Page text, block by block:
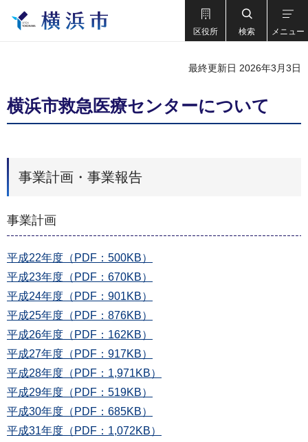
区役所 検索 メニュー
最終更新日 2026年3月3日
横浜市救急医療センターについて
事業計画・事業報告
事業計画
平成22年度（PDF：500KB）
平成23年度（PDF：670KB）
平成24年度（PDF：901KB）
平成25年度（PDF：876KB）
平成26年度（PDF：162KB）
平成27年度（PDF：917KB）
平成28年度（PDF：1,971KB）
平成29年度（PDF：519KB）
平成30年度（PDF：685KB）
平成31年度（PDF：1,072KB）